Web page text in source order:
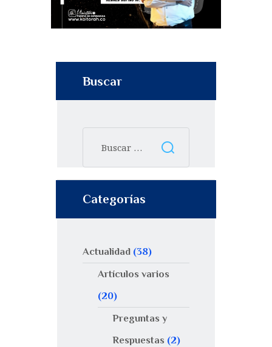
Buscar
Categorías
Actualidad (38)
Artículos varios
(20)
Preguntas y
Respuestas (2)